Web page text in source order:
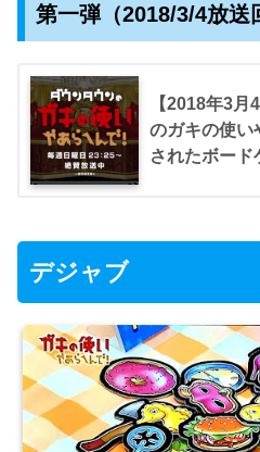
第一弾（2018/3/4放送
【2018年3
のガキの使い
されたボード
デジャブ